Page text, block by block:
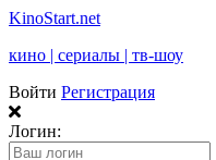
KinoStart.net
кино | сериалы | тв-шоу
Войти Регистрация
Логин: